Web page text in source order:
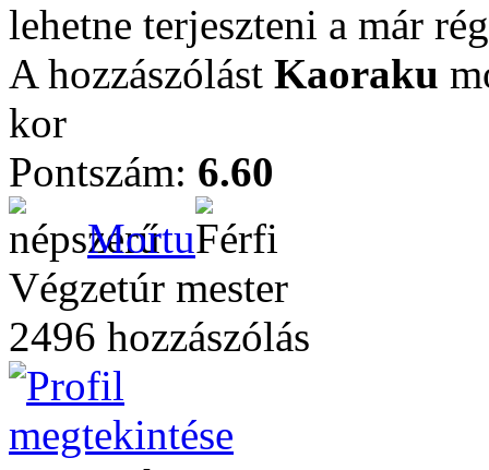
lehetne terjeszteni a már
A hozzászólást Kaoraku
kor
Pontszám: 6.60
Mortu
Végzetúr mester
2496 hozzászólás